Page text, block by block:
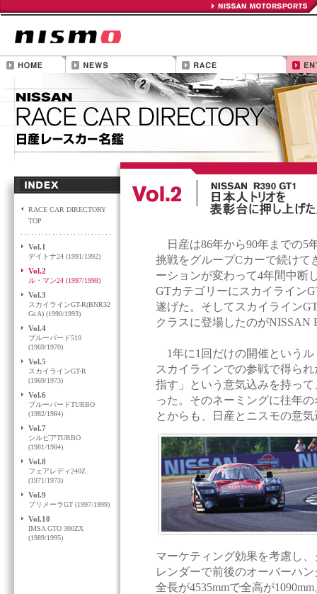
RACE CAR DIRECTORY
TOP
Vol.1
デイトナ24 (1991/1992)
Vol.2
ル・マン24 (1997/1998)
Vol.3
スカイラインGT-R(BNR32
Gr.A) (1990/1993)
Vol.4
ブルーバード510
(1969/1970)
Vol.5
スカイラインGT-R
(1969/1973)
Vol.6
ブルーバードTURBO
(1982/1984)
Vol.7
シルビアTURBO
(1981/1984)
Vol.8
フェアレディ240Z
(1971/1973)
Vol.9
プリメーラGT (1997/1999)
Vol.10
IMSA GTO 300ZX
(1989/1995)
日産は86年から90年までの5
挑戦をグループCカーで続けて
ーションが変わって4年間中断
GTカテゴリーにスカイライン
遂げた。そしてスカイライン
クラスに登場したのがNISSAN
1年に1回だけの開催という
スカイラインでの参戦で得ら
指す」という意気込みを持っ
った。そのネーミングに往年
とからも、日産とニスモの意
マーケティング効果を考慮し
レンダーで前後のオーバーハ
全長が4535mmで全高が